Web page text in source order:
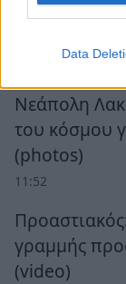
Data
Ο
Νεάπολη
του κόσμου
(photos)
11:52
γραμμής
(video)